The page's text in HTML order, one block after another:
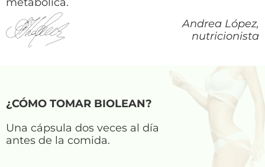
Andrea López,
nutricionista
¿CÓMO TOMAR BIOLEAN?
Una cápsula dos veces al día
antes de la comida.